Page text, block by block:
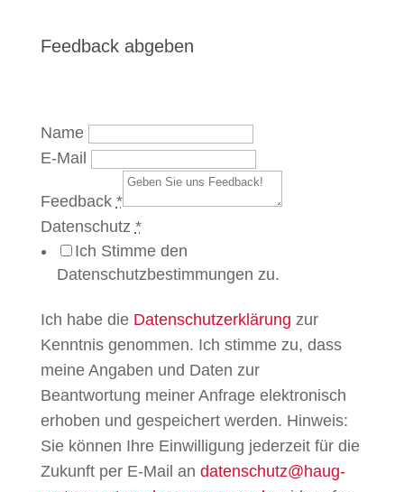
Feedback abgeben
Name
E-Mail
Feedback *
Datenschutz *
Ich Stimme den
Datenschutzbestimmungen zu.
Ich habe die Datenschutzerklärung zur
Kenntnis genommen. Ich stimme zu, dass
meine Angaben und Daten zur
Beantwortung meiner Anfrage elektronisch
erhoben und gespeichert werden. Hinweis:
Sie können Ihre Einwilligung jederzeit für die
Zukunft per E-Mail an datenschutz@haug-